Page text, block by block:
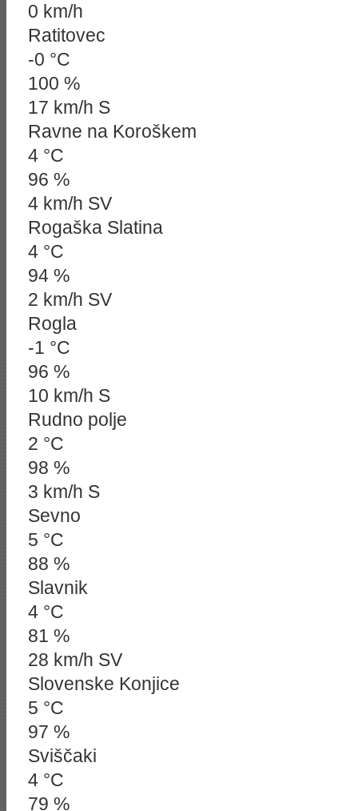
0 km/h
Ratitovec
-0 °C
100 %
17 km/h S
Ravne na Koroškem
4 °C
96 %
4 km/h SV
Rogaška Slatina
4 °C
94 %
2 km/h SV
Rogla
-1 °C
96 %
10 km/h S
Rudno polje
2 °C
98 %
3 km/h S
Sevno
5 °C
88 %
Slavnik
4 °C
81 %
28 km/h SV
Slovenske Konjice
5 °C
97 %
Sviščaki
4 °C
79 %